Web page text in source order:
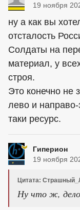
19 ноября
ну а как вы
отсталость
Солдаты на
материал, у
строя.
Это конечно не
лево и направо-
таки ресурс.
Гиперион
19 ноября
Цитата:
Ну что ж,